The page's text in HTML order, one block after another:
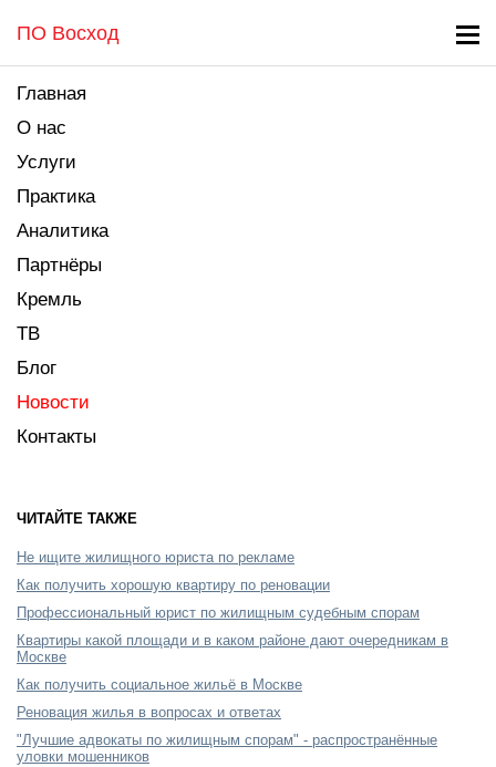
ПО Восход
Главная
О нас
Услуги
Практика
Аналитика
Партнёры
Кремль
ТВ
Блог
Новости
Контакты
ЧИТАЙТЕ ТАКЖЕ
Не ищите жилищного юриста по рекламе
Как получить хорошую квартиру по реновации
Профессиональный юрист по жилищным судебным спорам
Квартиры какой площади и в каком районе дают очередникам в
Москве
Как получить социальное жильё в Москве
Реновация жилья в вопросах и ответах
"Лучшие адвокаты по жилищным спорам" - распространённые
уловки мошенников